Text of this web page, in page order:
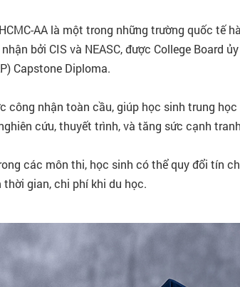
AA là một trong những trường quốc tế
bởi CIS và NEASC, được College Board
Capstone Diploma.
công nhận toàn cầu, giúp học sinh trung
cứu, thuyết trình, và tăng sức cạnh
các môn thi, học sinh có thể quy đổi tín
gian, chi phí khi du học.